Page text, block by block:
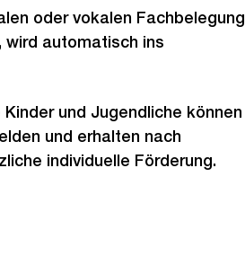
oder vokalen Fachbelegung
wird automatisch ins
und Jugendliche können
und erhalten nach
individuelle Förderung.